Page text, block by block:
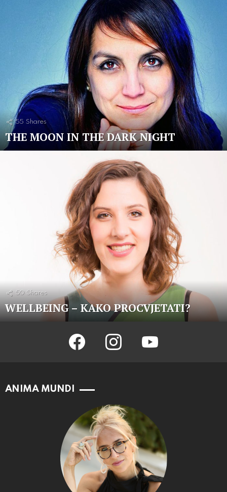
55 Shares
THE MOON IN THE DARK NIGHT
50 Shares
WELLBEING – KAKO PROCVJETATI?
facebook instagram youtube
ANIMA MUNDI